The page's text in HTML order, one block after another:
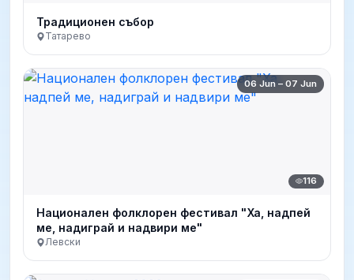
Традиционен събор
Татарево
06 Jun – 07 Jun
116
Национален фолклорен фестивал "Ха, надпей
ме, надиграй и надвири ме"
Левски